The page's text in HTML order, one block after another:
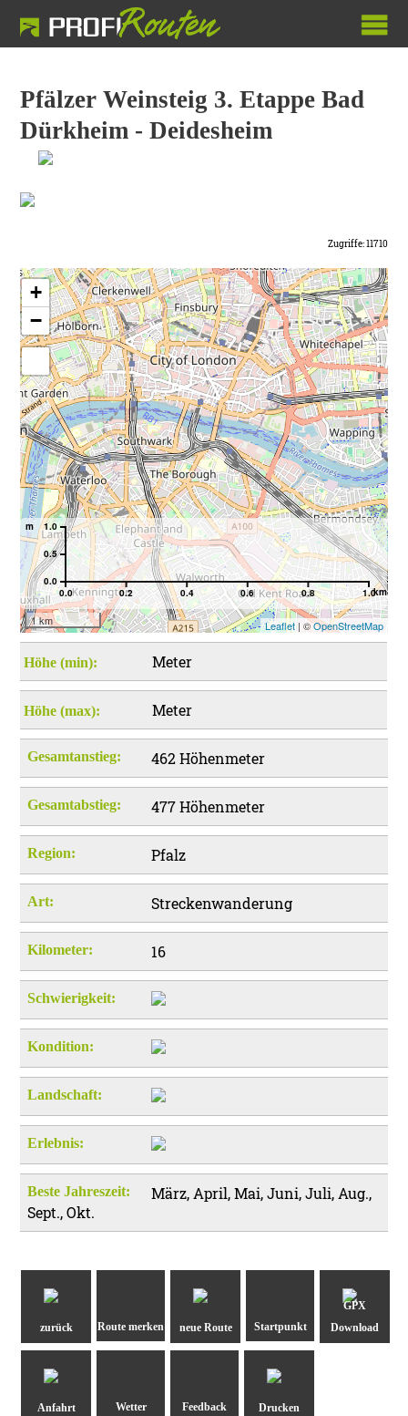
Pfälzer Weinsteig 3. Etappe Bad
Dürkheim - Deidesheim
Zugriffe: 11710
+
−
0.0 0.2 0.4 0.6 0.8 1.0km
0.0
0.5
1.0
m
1 km Leaflet| ©OpenStreetMap
Höhe (min): Meter
Höhe (max): Meter
Gesamtanstieg: 462 Höhenmeter
Gesamtabstieg: 477 Höhenmeter
Region: Pfalz
Art: Streckenwanderung
Kilometer: 16
Schwierigkeit:
Kondition:
Landschaft:
Erlebnis:
Beste Jahreszeit:
März, April, Mai, Juni, Juli, Aug.,
Sept., Okt.
zurück neue Route
GPX
Download
Anfahrt Drucken